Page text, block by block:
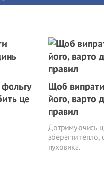
це
Щоб випрати
його, варто
правил
Дотримуючись
зберегти
пуховика.